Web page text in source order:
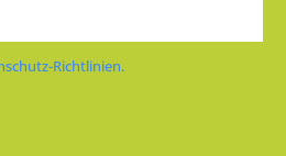
Richtlinien.